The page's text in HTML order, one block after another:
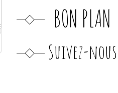
BON PLAN
Suivez-nous